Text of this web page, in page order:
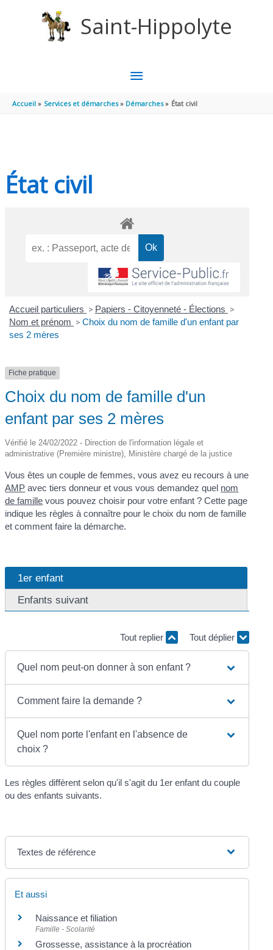
Saint-Hippolyte
MENU
PRINCIPAL
Accueil Services et démarches Démarches État civil
État civil
Accueil particuliers > Papiers - Citoyenneté - Élections >
Nom et prénom > Choix du nom de famille d'un enfant par
ses 2 mères
Fiche pratique
Choix du nom de famille d'un
enfant par ses 2 mères
Vérifié le 24/02/2022 - Direction de l'information légale et
administrative (Première ministre), Ministère chargé de la justice
Vous êtes un couple de femmes, vous avez eu recours à une
AMP avec tiers donneur et vous vous demandez quel nom
de famille vous pouvez choisir pour votre enfant ? Cette page
indique les règles à connaître pour le choix du nom de famille
et comment faire la démarche.
1er enfant
Enfants suivant
Tout replier Tout déplier
Quel nom peut-on donner à son enfant ?
Comment faire la demande ?
Quel nom porte l'enfant en l'absence de
choix ?
Les règles diffèrent selon qu'il s'agit du 1er enfant du couple
ou des enfants suivants.
Textes de référence
Et aussi
Naissance et filiation
Famille - Scolarité
Grossesse, assistance à la procréation